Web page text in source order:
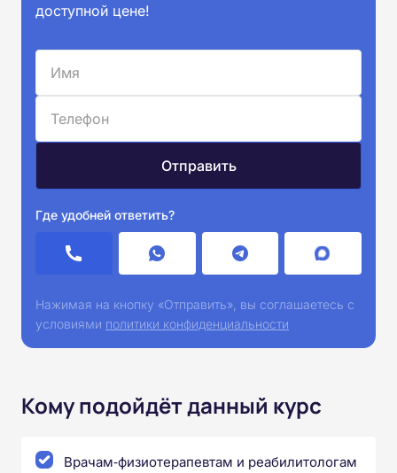
доступной цене!
Где удобней ответить?
Нажимая на кнопку «Отправить», вы соглашаетесь с
условиями политики конфиденциальности
Кому подойдёт данный курс
Врачам‑физиотерапевтам и реабилитологам